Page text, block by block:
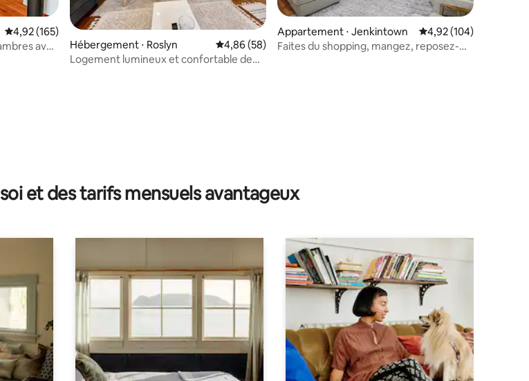
: 4,57 sur 5
Évaluation moyenne sur la base de 165 commentaires : 4,92 sur 5
4,92 (165)
avec
Hébergement ⋅ Roslyn Évaluation moyenne sur la base de 58 commentaires : 4,86 sur 5
4,86 (58)
Logement lumineux et confortable de
Appartement ⋅ Jenkintown Évaluation moyenne
4,92 (104)
Faites du shopping, mangez, reposez-
et des tarifs mensuels avantageux